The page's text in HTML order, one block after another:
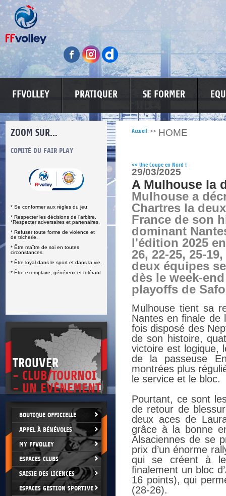
FFVOLLEY PRATIQUER SE FORMER
ZOOM SUR...
COMITÉ DU FAIR PLAY
* Se conformer aux règles du jeu.
* Respecter les décisions de l’arbitre.
*Respecter adversaires et partenaires.
* Refuser toute forme de violence et
de tricherie.
* Être maître de soi en toutes
circonstances.
* Être loyal dans le sport et dans la vie.
* Être exemplaire, généreux et tolérant
LUTTE CONTRE LES VIOLENCES
TROUVER
- CLUB/TOURNOI
- UN EVÈNEMENT
BOUTIQUE OFFICIELLE
APPEL À BÉNÉVOLES
MY FFVOLLEY
ESPACES CLUBS
SAISIE DES LICENCES
ESPACES GESTION SPORTIVE
Accueil >> HOME
<< Une Coupe en Nord !
29/03/2025
A Mulhouse la
Mulhouse a
Chartres la
France de son
dominant
l'édition 2025
26, 22-25, 25-
deux équipes
dès le week-
playoffs de
Mulhouse tient sa
Nantes en finale de
fois disposé des
de son histoire,
victoire est logique,
de la passeuse
montrées plus
le service et le bloc.
Pourtant, ce sont
de retour de
deux aces de
grâce à la bonne
Alsaciennes de se
prix d’un énorme
qui se créent à
finalement un bloc
16 points), qui
(28-26).